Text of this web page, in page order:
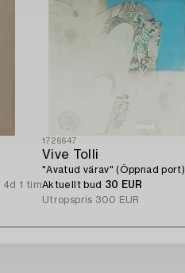
4d 1 tim
1726647
Vive Tolli
"Avatud värav" (Öppnad port).
Aktuellt bud 30 EUR
Utropspris 300 EUR